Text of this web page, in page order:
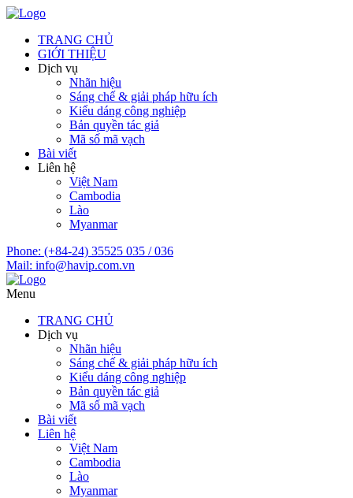
TRANG CHỦ
GIỚI THIỆU
Dịch vụ
Nhãn hiệu
Sáng chế & giải pháp hữu ích
Kiểu dáng công nghiệp
Bản quyền tác giả
Mã số mã vạch
Bài viết
Liên hệ
Việt Nam
Cambodia
Lào
Myanmar
Phone: (+84-24) 35525 035 / 036
Mail: info@havip.com.vn
Menu
TRANG CHỦ
Dịch vụ
Nhãn hiệu
Sáng chế & giải pháp hữu ích
Kiểu dáng công nghiệp
Bản quyền tác giả
Mã số mã vạch
Bài viết
Liên hệ
Việt Nam
Cambodia
Lào
Myanmar